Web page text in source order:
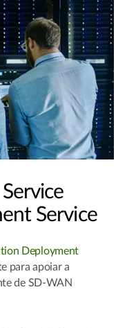
Service
Deployment
para apoiar a
de SD-WAN